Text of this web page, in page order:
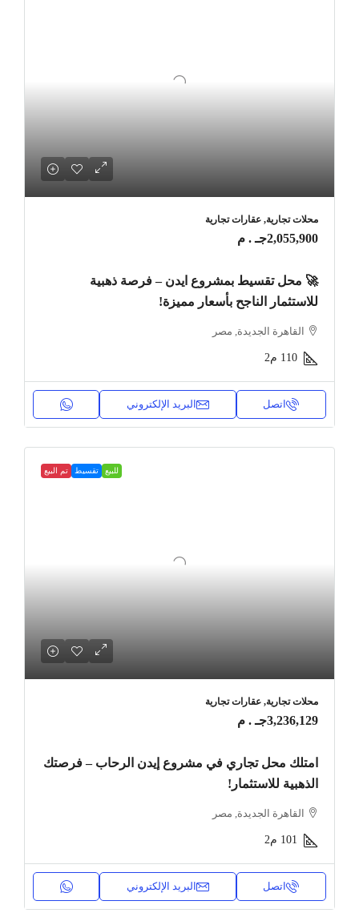
محلات تجارية, عقارات تجارية
2,055,900جـ . م
🚀 محل تقسيط بمشروع ايدن – فرصة ذهبية
للاستثمار الناجح بأسعار مميزة!
القاهرة الجديدة, مصر
110 م2
اتصل البريد الإلكتروني
للبيع تقسيط تم البيع
محلات تجارية, عقارات تجارية
3,236,129جـ . م
امتلك محل تجاري في مشروع إيدن الرحاب – فرصتك
الذهبية للاستثمار!
القاهرة الجديدة, مصر
101 م2
اتصل البريد الإلكتروني